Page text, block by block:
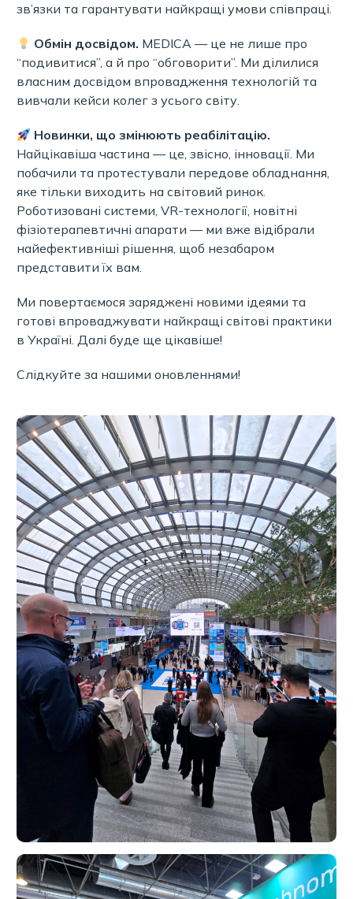
зв’язки та гарантувати найкращі умови співпраці.
Обмін досвідом. MEDICA — це не лише про
“подивитися”, а й про “обговорити”. Ми ділилися
власним досвідом впровадження технологій та
вивчали кейси колег з усього світу.
Новинки, що змінюють реабілітацію.
Найцікавіша частина — це, звісно, інновації. Ми
побачили та протестували передове обладнання,
яке тільки виходить на світовий ринок.
Роботизовані системи, VR-технології, новітні
фізіотерапевтичні апарати — ми вже відібрали
найефективніші рішення, щоб незабаром
представити їх вам.
Ми повертаємося заряджені новими ідеями та
готові впроваджувати найкращі світові практики
в Україні. Далі буде ще цікавіше!
Слідкуйте за нашими оновленнями!